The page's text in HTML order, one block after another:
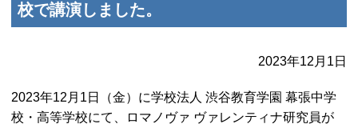
校で講演しました。
2023年12月1日
2023年12月1日（金）に学校法人 渋谷教育学園 幕張中学
校・高等学校にて、ロマノヴァ ヴァレンティナ研究員が